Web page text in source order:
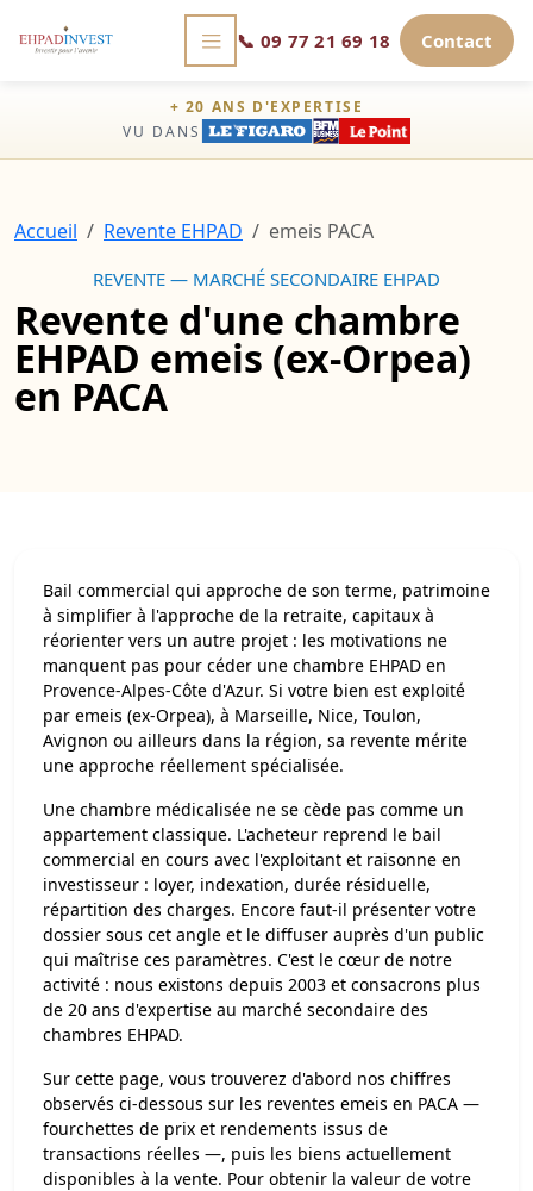
📞 09 77 21 69 18 Contact
+ 20 ANS D'EXPERTISE
VU DANS
Accueil Revente EHPAD emeis PACA
REVENTE — MARCHÉ SECONDAIRE EHPAD
Revente d'une chambre
EHPAD emeis (ex-Orpea)
en PACA
Bail commercial qui approche de son terme, patrimoine
à simplifier à l'approche de la retraite, capitaux à
réorienter vers un autre projet : les motivations ne
manquent pas pour céder une chambre EHPAD en
Provence-Alpes-Côte d'Azur. Si votre bien est exploité
par emeis (ex-Orpea), à Marseille, Nice, Toulon,
Avignon ou ailleurs dans la région, sa revente mérite
une approche réellement spécialisée.
Une chambre médicalisée ne se cède pas comme un
appartement classique. L'acheteur reprend le bail
commercial en cours avec l'exploitant et raisonne en
investisseur : loyer, indexation, durée résiduelle,
répartition des charges. Encore faut-il présenter votre
dossier sous cet angle et le diffuser auprès d'un public
qui maîtrise ces paramètres. C'est le cœur de notre
activité : nous existons depuis 2003 et consacrons plus
de 20 ans d'expertise au marché secondaire des
chambres EHPAD.
Sur cette page, vous trouverez d'abord nos chiffres
observés ci-dessous sur les reventes emeis en PACA —
fourchettes de prix et rendements issus de
transactions réelles —, puis les biens actuellement
disponibles à la vente. Pour obtenir la valeur de votre